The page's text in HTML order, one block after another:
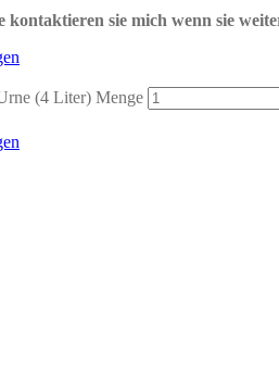
kontaktieren sie mich wenn sie
(4 Liter) Menge